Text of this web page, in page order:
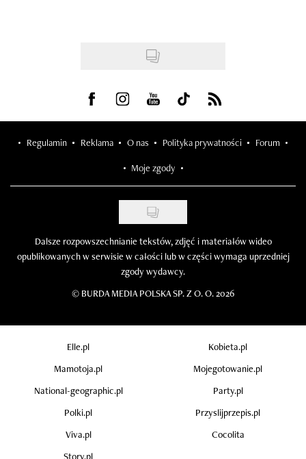
Visit us on Facebook
Visit us on Instagram
Visit us on Youtube
Visit us on Tiktok
Visit us on Rss
Regulamin Reklama O nas Polityka prywatności Forum
Moje zgody
Dalsze rozpowszechnianie tekstów, zdjęć i materiałów wideo
opublikowanych w serwisie w całości lub w części wymaga uprzedniej
zgody wydawcy.
© BURDA MEDIA POLSKA SP. Z O. O. 2026
Elle.pl
Kobieta.pl
Mamotoja.pl
Mojegotowanie.pl
National-geographic.pl
Party.pl
Polki.pl
Przyslijprzepis.pl
Viva.pl
Cocolita
Story.pl